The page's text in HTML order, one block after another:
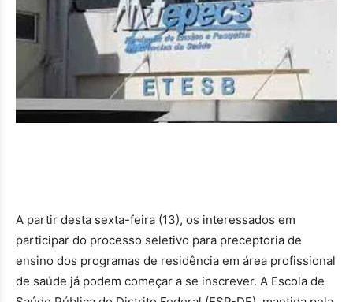
A partir desta sexta-feira (13), os interessados em
participar do processo seletivo para preceptoria de
ensino dos programas de residência em área profissional
de saúde já podem começar a se inscrever. A Escola de